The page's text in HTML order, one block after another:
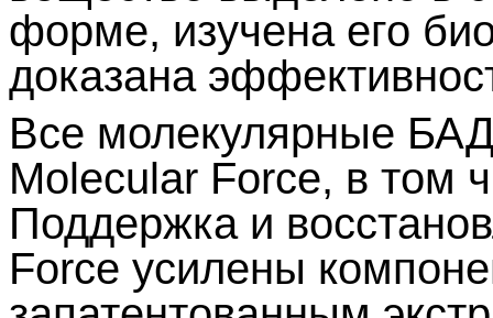
форме, изучена его
доказана
Все молекулярные
Molecular Force, в том
Поддержка и
Force усилены